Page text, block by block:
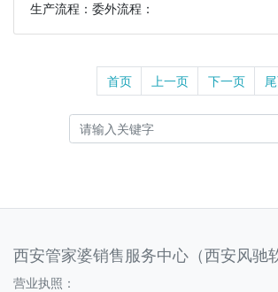
生产流程：委外流程：
首页 上一页 下一页
西安管家婆销售服务中心（西安风驰
营业执照：